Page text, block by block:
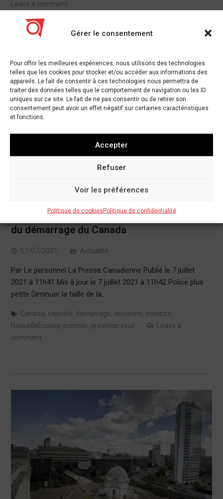
Gérer le consentement
Pour offrir les meilleures expériences, nous utilisons des technologies
telles que les cookies pour stocker et/ou accéder aux informations des
appareils. Le fait de consentir à ces technologies nous permettra de
traiter des données telles que le comportement de navigation ou les ID
uniques sur ce site. Le fait de ne pas consentir ou de retirer son
consentement peut avoir un effet négatif sur certaines caractéristiques
et fonctions.
Accepter
Refuser
Voir les préférences
Politique de cookiesPolitique de confidentialité
Leave a comment
veut que sa province devienne la capitale
du démarrage du Canada
07/07/2021 Actualité
Par Le personnel La Presse Canadienne Publié le 7 juillet
2021 à 11h41 Mis à jour le 7 juillet 2021 à 11h42 Police plus
petite Diminuer la taille de la…
Canada, capitale, démarrage, devienne, ministre,
NouvelleÉcosse, premier, province, veut
Leave a
comment